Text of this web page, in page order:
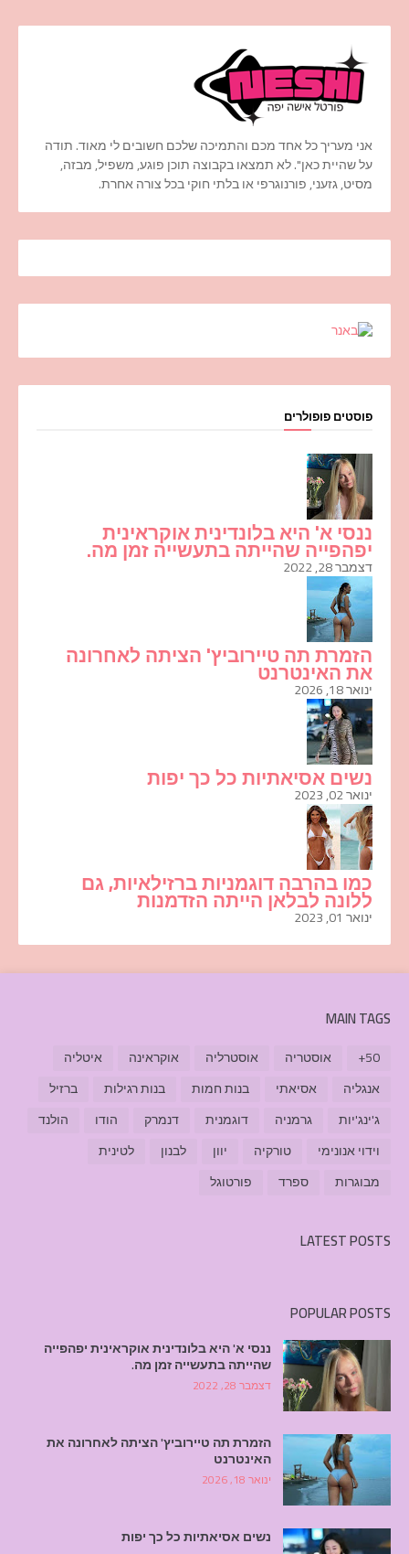
אני מעריך כל אחד מכם והתמיכה שלכם חשובים לי מאוד. תודה
על שהיית כאן". לא תמצאו בקבוצה תוכן פוגע, משפיל, מבזה,
מסיט, גזעני, פורנוגרפי או בלתי חוקי בכל צורה אחרת.
פוסטים פופולרים
ננסי א' היא בלונדינית אוקראינית
יפהפייה שהייתה בתעשייה זמן מה.
דצמבר 28, 2022
הזמרת תה טיירוביץ' הציתה לאחרונה
את האינטרנט
ינואר 18, 2026
נשים אסיאתיות כל כך יפות
ינואר 02, 2023
כמו בהרבה דוגמניות ברזילאיות, גם
ללונה לבלאן הייתה הזדמנות
ינואר 01, 2023
MAIN TAGS
50+ אוסטריה אוסטרליה אוקראינה
איטליה
אנגליה
אסיאתי בנות חמות בנות רגילות
ברזיל
ג'ינג'יות
גרמניה דוגמנית דנמרק הודו
הולנד
וידוי אנונימי
טורקיה יוון לבנון
לטינית
מבוגרות
ספרד פורטוגל
LATEST POSTS
POPULAR POSTS
ננסי א' היא בלונדינית אוקראינית יפהפייה
שהייתה בתעשייה זמן מה.
דצמבר 28, 2022
הזמרת תה טיירוביץ' הציתה לאחרונה את
האינטרנט
ינואר 18, 2026
נשים אסיאתיות כל כך יפות